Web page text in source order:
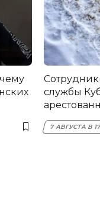
службы
7 АВГУСТА В